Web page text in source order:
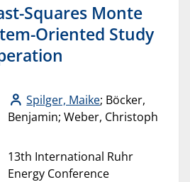
Squares Monte
Oriented Study
Spilger, Maike; Böcker,
Benjamin; Weber, Christoph
13th International Ruhr
Energy Conference